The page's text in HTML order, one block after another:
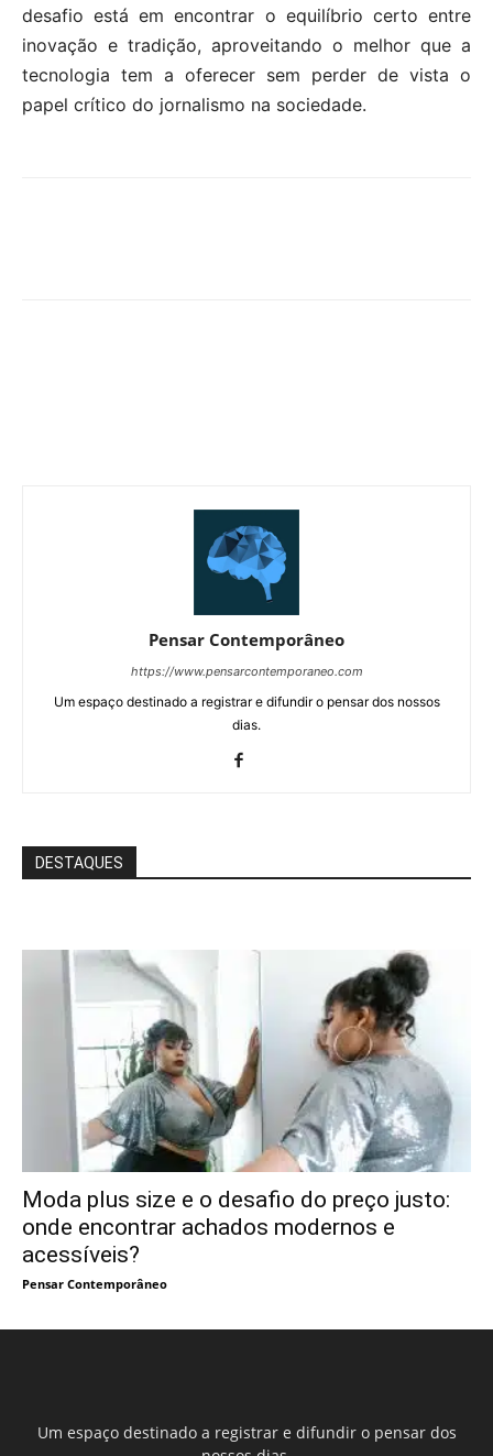
desafio está em encontrar o equilíbrio certo entre
inovação e tradição, aproveitando o melhor que a
tecnologia tem a oferecer sem perder de vista o
papel crítico do jornalismo na sociedade.
Pensar Contemporâneo
https://www.pensarcontemporaneo.com
Um espaço destinado a registrar e difundir o pensar dos nossos
dias.
DESTAQUES
Moda plus size e o desafio do preço justo:
onde encontrar achados modernos e
acessíveis?
Pensar Contemporâneo
Um espaço destinado a registrar e difundir o pensar dos